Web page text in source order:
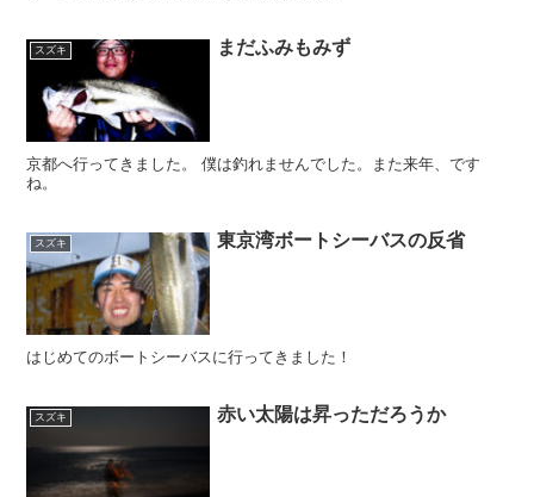
スズキ まだふみもみず
京都へ行ってきました。 僕は釣れませんでした。また来年、です
ね。
スズキ 東京湾ボートシーバスの反省
はじめてのボートシーバスに行ってきました！
スズキ 赤い太陽は昇っただろうか